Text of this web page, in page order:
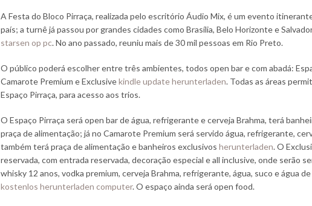
A Festa do Bloco Pirraça, realizada pelo escritório Áudio Mix, é um evento
país; a turnê já passou por grandes cidades como Brasília, Belo Horizonte e
starsen op pc. No ano passado, reuniu mais de 30 mil pessoas em Rio Preto.
O público poderá escolher entre três ambientes, todos open bar e com abadá:
Camarote Premium e Exclusivekindle update herunterladen. Todas as áreas
Espaço Pirraça, para acesso aos trios.
O Espaço Pirraça será open bar de água, refrigerante e cerveja Brahma, terá
praça de alimentação; já no Camarote Premium será servido água, refrigerante,
também terá praça de alimentação e banheiros exclusivos herunterladen. O
reservada, com entrada reservada, decoração especial e all inclusive, onde serão
whisky 12 anos, vodka premium, cerveja Brahma, refrigerante, água, suco e água
kostenlos herunterladen computer. O espaço ainda será open food.